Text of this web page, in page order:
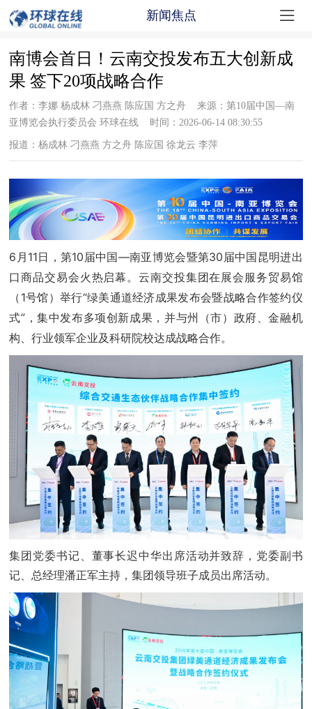
新闻焦点 
南博会首日！云南交投发布五大创新成
果 签下20项战略合作
作者：李娜 杨成林 刁燕燕 陈应国 方之舟 来源：第10届中国—南
亚博览会执行委员会 环球在线 时间：2026-06-14 08:30:55
报道：杨成林 刁燕燕 方之舟 陈应国 徐龙云 李萍
6月11日，第10届中国—南亚博览会暨第30届中国昆明进出
口商品交易会火热启幕。云南交投集团在展会服务贸易馆
（1号馆）举行“绿美通道经济成果发布会暨战略合作签约仪
式”，集中发布多项创新成果，并与州（市）政府、金融机
构、行业领军企业及科研院校达成战略合作。
集团党委书记、董事长迟中华出席活动并致辞，党委副书
记、总经理潘正军主持，集团领导班子成员出席活动。